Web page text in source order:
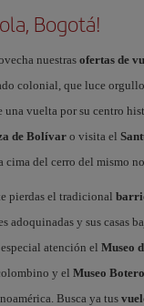
Bogotá!
nuestrasofertas de
colonial, que luce
una vuelta por su centro
de Bolívaro visita el
cima del cerro del mismo
pierdas el tradicional
adoquinadas y sus casas
atención el Museo
y el Museo Botero
Busca ya tus